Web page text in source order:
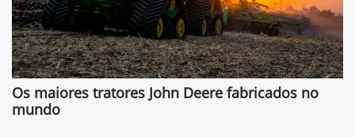
Os maiores tratores John Deere fabricados no
mundo